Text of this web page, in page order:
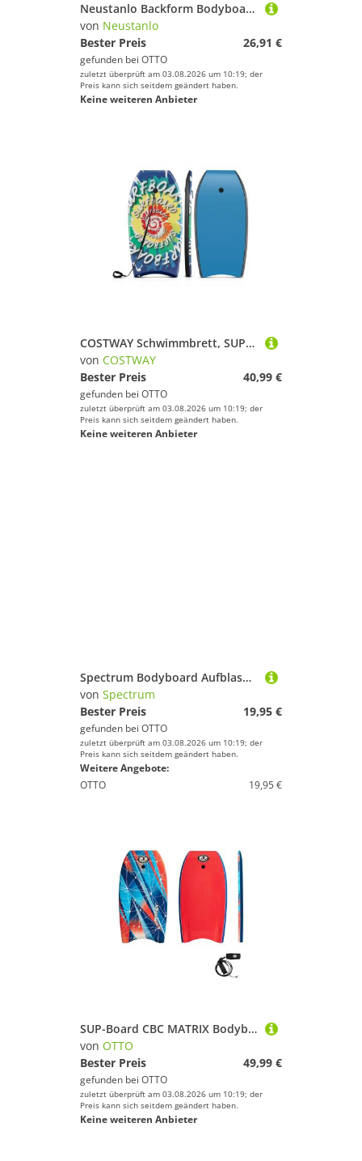
Neustanlo Backform Bodyboard 92 cm aus hochwertigem EPS für Schwimmhilfe oder Surfbrett, Motiv Ibiza, ideal als Kickboard oder Schwimmbrett
von Neustanlo
Bester Preis
26,91 €
gefunden bei OTTO
zuletzt überprüft am 03.08.2026 um 10:19; der
Preis kann sich seitdem geändert haben.
Keine weiteren Anbieter
COSTWAY Schwimmbrett, SUP-Board, Bodyboard, Surfboard für Kinder
von COSTWAY
Bester Preis
40,99 €
gefunden bei OTTO
zuletzt überprüft am 03.08.2026 um 10:19; der
Preis kann sich seitdem geändert haben.
Keine weiteren Anbieter
Spectrum Bodyboard Aufblasbares Bodyboard
von Spectrum
Bester Preis
19,95 €
gefunden bei OTTO
zuletzt überprüft am 03.08.2026 um 10:19; der
Preis kann sich seitdem geändert haben.
Weitere Angebote:
OTTO
19,95 €
SUP-Board CBC MATRIX Bodyboard 41.5 Zoll Surfboard Bodysurfen Wassersport Leash
von OTTO
Bester Preis
49,99 €
gefunden bei OTTO
zuletzt überprüft am 03.08.2026 um 10:19; der
Preis kann sich seitdem geändert haben.
Keine weiteren Anbieter